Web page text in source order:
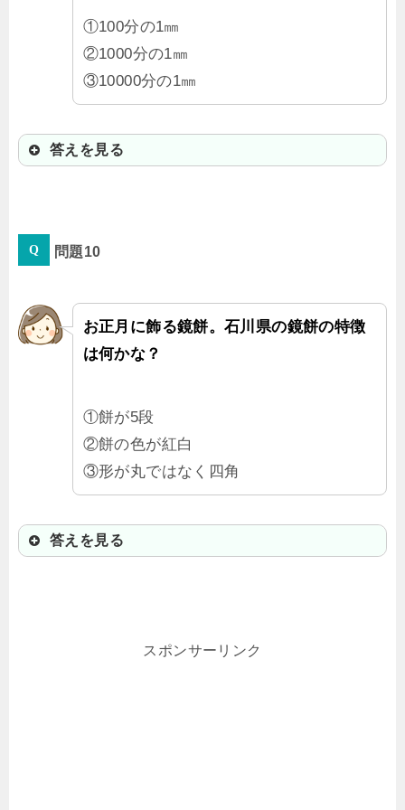
①100分の1㎜
②1000分の1㎜
③10000分の1㎜
答えを見る
たった2g（1円玉2枚分）の金を、畳
よ。400年の伝統の技だね。
問題10
お正月に飾る鏡餅。石川県の鏡餅の特徴
は何かな？
①餅が5段
②餅の色が紅白
③形が丸ではなく四角
答えを見る
加賀藩主前田家の風習に由来すると
スポンサーリンク